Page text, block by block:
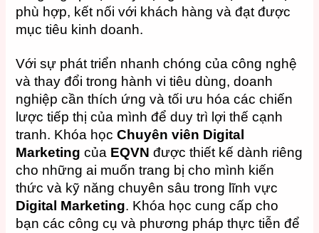
phù hợp, kết nối với khách hàng và đạt được
mục tiêu kinh doanh.
Với sự phát triển nhanh chóng của công nghệ
và thay đổi trong hành vi tiêu dùng, doanh
nghiệp cần thích ứng và tối ưu hóa các chiến
lược tiếp thị của mình để duy trì lợi thế cạnh
tranh. Khóa họcChuyên viên Digital
Marketing của EQVN được thiết kế dành riêng
cho những ai muốn trang bị cho mình kiến
thức và kỹ năng chuyên sâu trong lĩnh vực
Digital Marketing. Khóa học cung cấp cho
bạn các công cụ và phương pháp thực tiễn để